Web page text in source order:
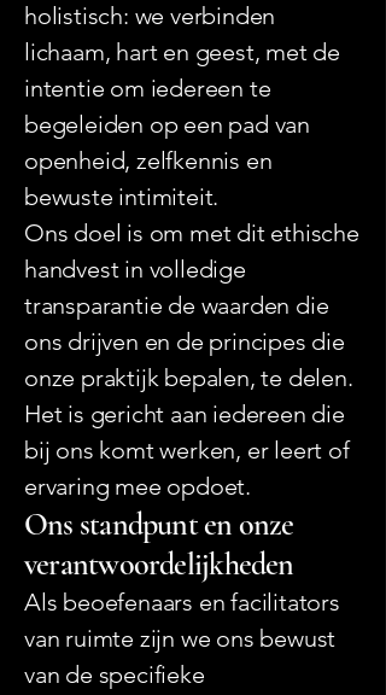
holistisch: we verbinden
lichaam, hart en geest, met de
intentie om iedereen te
begeleiden op een pad van
openheid, zelfkennis en
bewuste intimiteit.
Ons doel is om met dit ethische
handvest in volledige
transparantie de waarden die
ons drijven en de principes die
onze praktijk bepalen, te delen.
Het is gericht aan iedereen die
bij ons komt werken, er leert of
ervaring mee opdoet.
Ons standpunt en onze
verantwoordelijkheden
Als beoefenaars en facilitators
van ruimte zijn we ons bewust
van de specifieke